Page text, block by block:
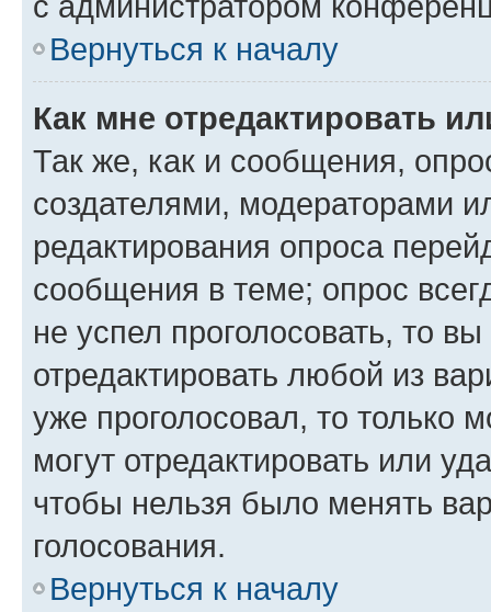
Вернуться к началу
Как мне отредактировать
Так же, как и сообщения,
создателями, модераторами
редактирования опроса
сообщения в теме; опрос
не успел проголосовать, то
отредактировать любой из
уже проголосовал, то только
могут отредактировать или
чтобы нельзя было менять
голосования.
Вернуться к началу